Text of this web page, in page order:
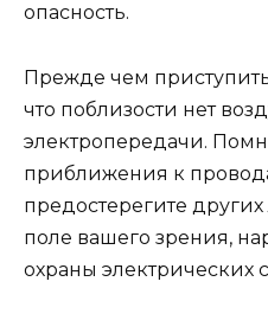
опасность.
Прежде чем
что поблизости нет
электропередачи.
приближения к
предостерегите
поле вашего зрения,
охраны электрических